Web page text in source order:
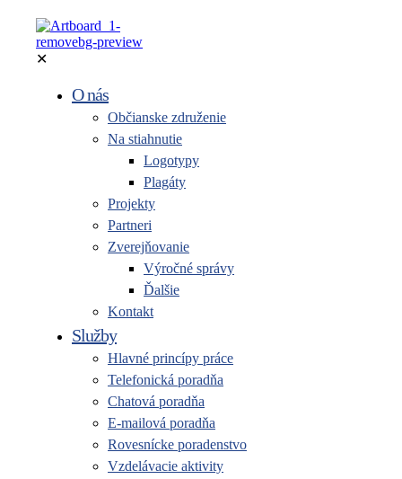
✕
O nás
Občianske združenie
Na stiahnutie
Logotypy
Plagáty
Projekty
Partneri
Zverejňovanie
Výročné správy
Ďalšie
Kontakt
Služby
Hlavné princípy práce
Telefonická poradňa
Chatová poradňa
E-mailová poradňa
Rovesnícke poradenstvo
Vzdelávacie aktivity